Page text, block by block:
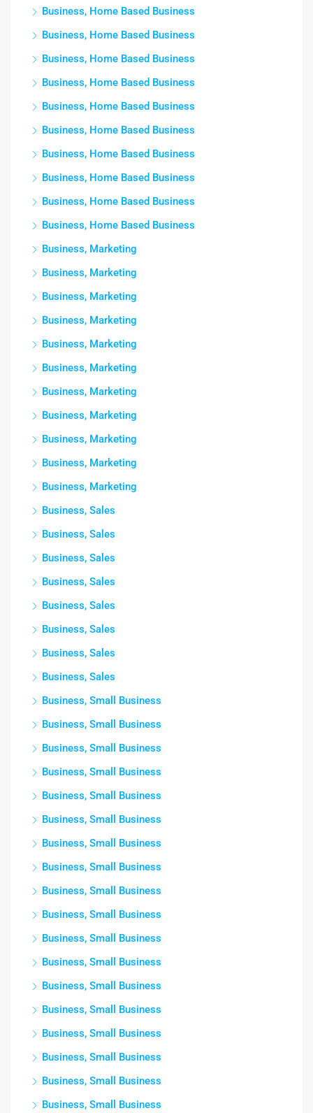
Business, Home Based Business
Business, Home Based Business
Business, Home Based Business
Business, Home Based Business
Business, Home Based Business
Business, Home Based Business
Business, Home Based Business
Business, Home Based Business
Business, Home Based Business
Business, Home Based Business
Business, Marketing
Business, Marketing
Business, Marketing
Business, Marketing
Business, Marketing
Business, Marketing
Business, Marketing
Business, Marketing
Business, Marketing
Business, Marketing
Business, Marketing
Business, Sales
Business, Sales
Business, Sales
Business, Sales
Business, Sales
Business, Sales
Business, Sales
Business, Sales
Business, Small Business
Business, Small Business
Business, Small Business
Business, Small Business
Business, Small Business
Business, Small Business
Business, Small Business
Business, Small Business
Business, Small Business
Business, Small Business
Business, Small Business
Business, Small Business
Business, Small Business
Business, Small Business
Business, Small Business
Business, Small Business
Business, Small Business
Business, Small Business